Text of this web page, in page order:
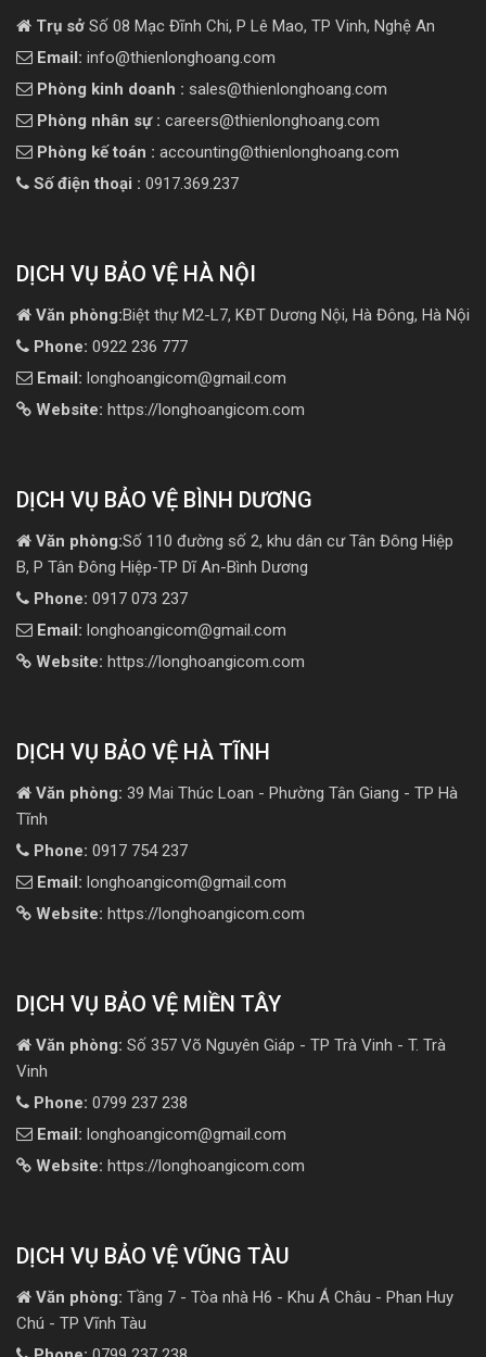
Trụ sở Số 08 Mạc Đĩnh Chi, P Lê Mao, TP Vinh, Nghệ An
Email: info@thienlonghoang.com
Phòng kinh doanh : sales@thienlonghoang.com
Phòng nhân sự : careers@thienlonghoang.com
Phòng kế toán : accounting@thienlonghoang.com
Số điện thoại : 0917.369.237
DỊCH VỤ BẢO VỆ HÀ NỘI
Văn phòng:Biệt thự M2-L7, KĐT Dương Nội, Hà Đông, Hà Nội
Phone: 0922 236 777
Email: longhoangicom@gmail.com
Website: https://longhoangicom.com
DỊCH VỤ BẢO VỆ BÌNH DƯƠNG
Văn phòng:Số 110 đường số 2, khu dân cư Tân Đông Hiệp
B, P Tân Đông Hiệp-TP Dĩ An-Bình Dương
Phone: 0917 073 237
Email: longhoangicom@gmail.com
Website: https://longhoangicom.com
DỊCH VỤ BẢO VỆ HÀ TĨNH
Văn phòng: 39 Mai Thúc Loan - Phường Tân Giang - TP Hà
Tĩnh
Phone: 0917 754 237
Email: longhoangicom@gmail.com
Website: https://longhoangicom.com
DỊCH VỤ BẢO VỆ MIỀN TÂY
Văn phòng: Số 357 Võ Nguyên Giáp - TP Trà Vinh - T. Trà
Vinh
Phone: 0799 237 238
Email: longhoangicom@gmail.com
Website: https://longhoangicom.com
DỊCH VỤ BẢO VỆ VŨNG TÀU
Văn phòng: Tầng 7 - Tòa nhà H6 - Khu Á Châu - Phan Huy
Chú - TP Vĩnh Tàu